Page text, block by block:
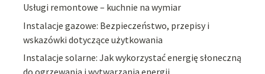
Usługi remontowe – kuchnie na wymiar
Instalacje gazowe: Bezpieczeństwo, przepisy i
wskazówki dotyczące użytkowania
Instalacje solarne: Jak wykorzystać energię słoneczną